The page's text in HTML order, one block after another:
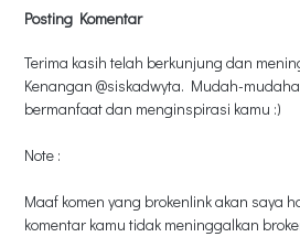
Posting Komentar
Terima kasih telah berkunjung dan
Kenangan @siskadwyta. Mudah-
bermanfaat dan menginspirasi kamu :)
Note :
Maaf komen yang brokenlink akan saya
komentar kamu tidak meninggalkan